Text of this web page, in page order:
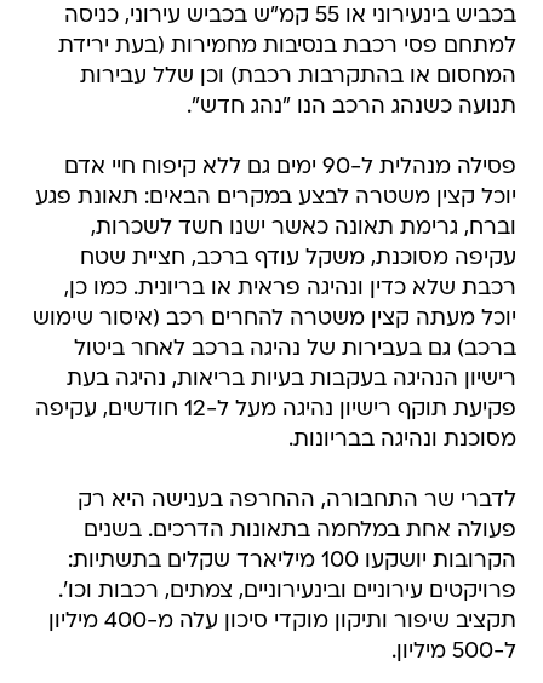
בכביש בינעירוני או 55 קמ"ש בכביש עירוני, כניסה
למתחם פסי רכבת בנסיבות מחמירות (בעת ירידת
המחסום או בהתקרבות רכבת) וכן שלל עבירות
תנועה כשנהג הרכב הנו "נהג חדש".
פסילה מנהלית ל-90 ימים גם ללא קיפוח חיי אדם
יוכל קצין משטרה לבצע במקרים הבאים: תאונת פגע
וברח, גרימת תאונה כאשר ישנו חשד לשכרות,
עקיפה מסוכנת, משקל עודף ברכב, חציית שטח
רכבת שלא כדין ונהיגה פראית או בריונית. כמו כן,
יוכל מעתה קצין משטרה להחרים רכב (איסור שימוש
ברכב) גם בעבירות של נהיגה ברכב לאחר ביטול
רישיון הנהיגה בעקבות בעיות בריאות, נהיגה בעת
פקיעת תוקף רישיון נהיגה מעל ל-12 חודשים, עקיפה
מסוכנת ונהיגה בבריונות.
לדברי שר התחבורה, ההחרפה בענישה היא רק
פעולה אחת במלחמה בתאונות הדרכים. בשנים
הקרובות יושקעו 100 מיליארד שקלים בתשתיות:
פרויקטים עירוניים ובינעירוניים, צמתים, רכבות וכו'.
תקציב שיפור ותיקון מוקדי סיכון עלה מ-400 מיליון
ל-500 מיליון.